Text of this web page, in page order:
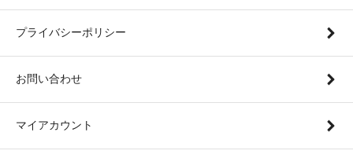
プライバシーポリシー
お問い合わせ
マイアカウント